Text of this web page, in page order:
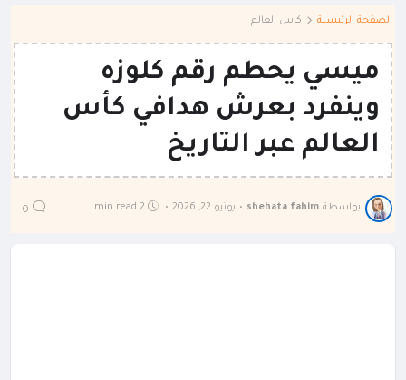
الصفحة الرئيسية كأس العالم
ميسي يحطم رقم كلوزه
وينفرد بعرش هدافي كأس
العالم عبر التاريخ
بواسطة shehata fahim
• يونيو 22, 2026 •
2 min read
0